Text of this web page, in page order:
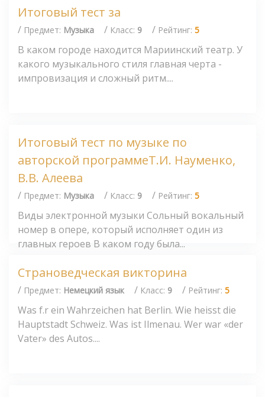
Итоговый тест за
/ Предмет: Музыка / Класс: 9 / Рейтинг: 5
В каком городе находится Мариинский театр. У
какого музыкального стиля главная черта -
импровизация и сложный ритм....
Итоговый тест по музыке по
авторской программеТ.И. Науменко,
В.В. Алеева
/ Предмет: Музыка / Класс: 9 / Рейтинг: 5
Виды электронной музыки Сольный вокальный
номер в опере, который исполняет один из
главных героев В каком году была...
Страноведческая викторина
/ Предмет: Немецкий язык / Класс: 9 / Рейтинг: 5
Was f.r ein Wahrzeichen hat Berlin. Wie heisst die
Hauptstadt Schweiz. Was ist Ilmenau. Wer war «der
Vater» des Autos....